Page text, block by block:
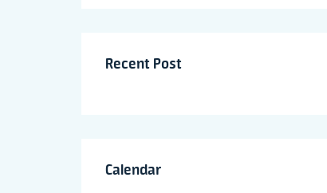
Recent Post
Calendar